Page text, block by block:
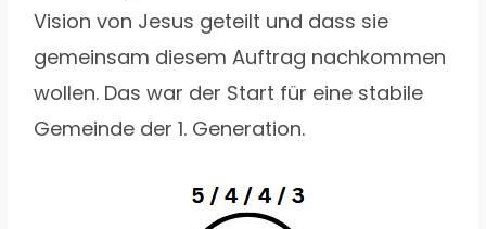
Vision von Jesus geteilt und dass sie
gemeinsam diesem Auftrag nachkommen
wollen. Das war der Start für eine stabile
Gemeinde der 1. Generation.